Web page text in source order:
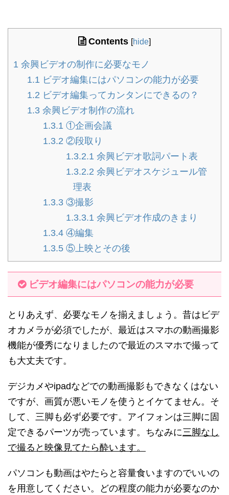
Contents [hide]
1 余興ビデオの制作に必要なモノ
1.1 ビデオ編集にはパソコンの能力が必要
1.2 ビデオ編集ってカンタンにできるの？
1.3 余興ビデオ制作の流れ
1.3.1 ①企画会議
1.3.2 ②段取り
1.3.2.1 余興ビデオ歌詞パート表
1.3.2.2 余興ビデオスケジュール管
理表
1.3.3③撮影
1.3.3.1 余興ビデオ作成のきまり
1.3.4④編集
1.3.5⑤上映とその後
ビデオ編集にはパソコンの能力が必要
とりあえず、必要なモノを揃えましょう。昔はビデ
オカメラが必須でしたが、最近はスマホの動画撮影
機能が優秀になりましたので最近のスマホで撮って
も大丈夫です。
デジカメやipadなどでの動画撮影もできなくはない
ですが、画質が悪いモノを使うとイケてません。そ
して、三脚も必ず必要です。アイフォンは三脚に固
定できるパーツが売っています。ちなみに三脚なし
で撮ると映像見てたら酔います。
パソコンも動画はやたらと容量食いますのでいいの
を用意してください。どの程度の能力が必要なのか